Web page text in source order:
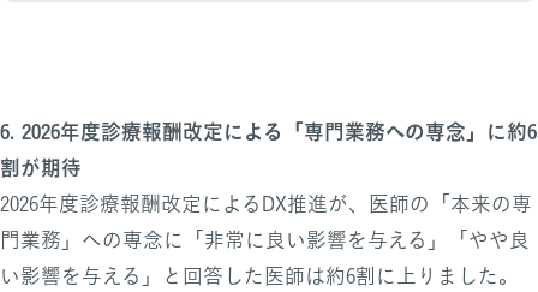
6. 2026年度診療報酬改定による「専門業務への専念」に約6
割が期待
2026年度診療報酬改定によるDX推進が、医師の「本来の専
門業務」への専念に「非常に良い影響を与える」「やや良
い影響を与える」と回答した医師は約6割に上りました。